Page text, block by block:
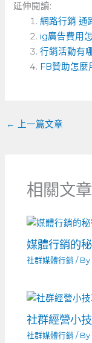
c
e
b
o
ss
e
n
g
延伸閱讀:
網路行銷 通
ig廣告費用
行銷活動有
FB贊助怎麼
← 上一篇文章
相關文章
媒體行銷的
社群媒體行銷 / By
社群經營小
社群媒體行銷 / By